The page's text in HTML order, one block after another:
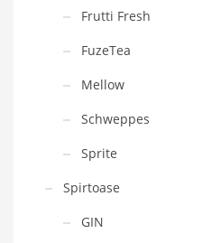
Frutti Fresh
FuzeTea
Mellow
Schweppes
Sprite
Spirtoase
GIN